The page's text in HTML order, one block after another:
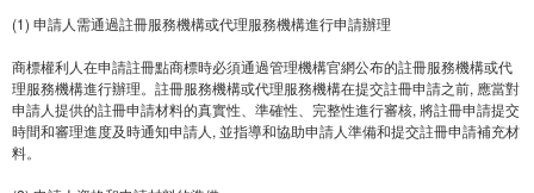
(1) 申請人需通過註冊服務機構或代理服務機構進行申請辦理
商標權利人在申請註冊點商標時必須通過管理機構官網公布的註冊服務機構或代
理服務機構進行辦理。註冊服務機構或代理服務機構在提交註冊申請之前, 應當對
申請人提供的註冊申請材料的真實性、準確性、完整性進行審核, 將註冊申請提交
時間和審理進度及時通知申請人, 並指導和協助申請人準備和提交註冊申請補充材
料。